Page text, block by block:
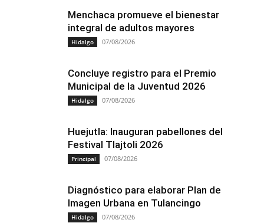
Menchaca promueve el bienestar
integral de adultos mayores
Hidalgo 07/08/2026
Concluye registro para el Premio
Municipal de la Juventud 2026
Hidalgo 07/08/2026
Huejutla: Inauguran pabellones del
Festival Tlajtoli 2026
Principal 07/08/2026
Diagnóstico para elaborar Plan de
Imagen Urbana en Tulancingo
Hidalgo 07/08/2026